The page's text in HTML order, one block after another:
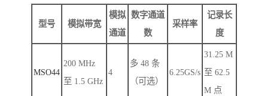
型号 模拟带宽
模拟
通道
数字通道
数
采样率
记录长
度
MSO44
200 MHz
至 1.5 GHz
4
多 48 条
（可选）
6.25GS/s
31.25 M
至 62.5
M 点